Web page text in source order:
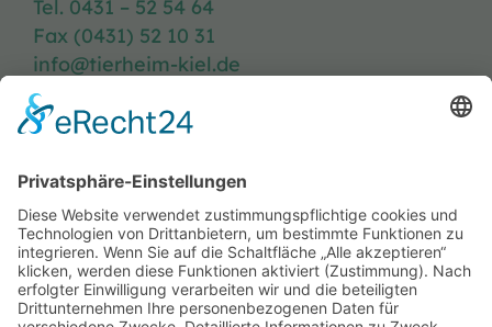
Tel. 0431 – 52 54 64
Fax (0431) 52 10 31
info@tierheim-kiel.de
Spenden
Kontakt & Anfahrt
Öffnungszeiten
Stellenangebote